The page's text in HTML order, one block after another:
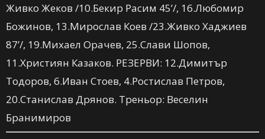
Живко Жеков /10.Бекир Расим 45’/, 16.Любомир
Божинов, 13.Мирослав Коев /23.Живко Хаджиев
87’/, 19.Михаел Орачев, 25.Слави Шопов,
11.Християн Казаков. РЕЗЕРВИ: 12.Димитър
Тодоров, 6.Иван Стоев, 4.Ростислав Петров,
20.Станислав Дрянов. Треньор: Веселин
Бранимиров